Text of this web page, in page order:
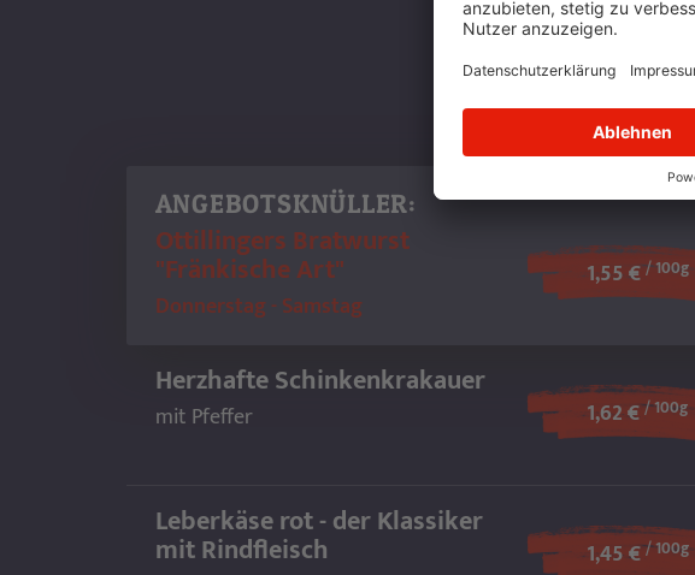
KW 32
ANGEBOTSKNÜLLER:
Ottillingers Bratwurst
"Fränkische Art"
Donnerstag - Samstag
1,55 €/ 100g
Herzhafte Schinkenkrakauer
mit Pfeffer 1,62 €/ 100g
Leberkäse rot - der Klassiker
mit Rindfleisch 1,45 €/ 100g